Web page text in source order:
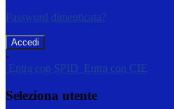
Password dimenticata?
-
Entra con SPID
Entra con CIE
Seleziona utente